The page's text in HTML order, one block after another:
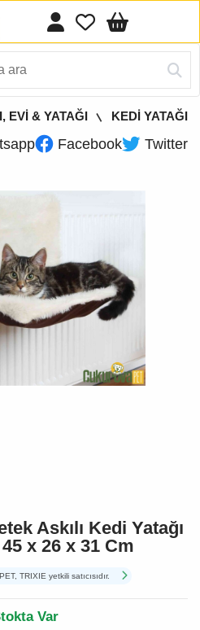
EVİ & YATAĞI KEDİ YATAĞI
Facebook Twitter
Askılı Kedi Yatağı
45 x 26 x 31 Cm
TRIXIE yetkili satıcısıdır.
Var